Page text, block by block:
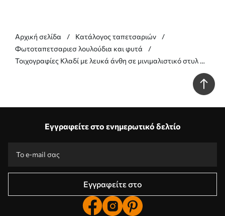
Αρχική σελίδα
Κατάλογος ταπετσαριών
Φωτοταπετσαριεσ λουλούδια και φυτά
Τοιχογραφίες Κλαδί με λευκά άνθη σε μινιμαλιστικό στυλ Nr.
Εγγραφείτε στο ενημερωτικό δελτίο
Εγγραφείτε στο